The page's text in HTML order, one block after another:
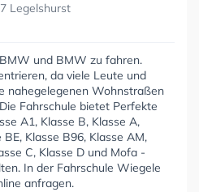
Legelshurst
und BMW zu fahren.
da viele Leute und
nahegelegenen Wohnstraßen
Fahrschule bietet Perfekte
A1, Klasse B, Klasse A,
Klasse B96, Klasse AM,
C, Klasse D und Mofa -
In der Fahrschule Wiegele
anfragen.